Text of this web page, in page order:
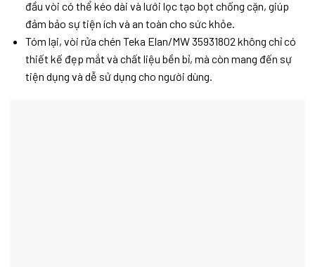
đầu vòi có thể kéo dài và lưới lọc tạo bọt chống cặn, giúp
đảm bảo sự tiện ích và an toàn cho sức khỏe.
Tóm lại, vòi rửa chén Teka Elan/MW 35931802 không chỉ có
thiết kế đẹp mắt và chất liệu bền bỉ, mà còn mang đến sự
tiện dụng và dễ sử dụng cho người dùng.